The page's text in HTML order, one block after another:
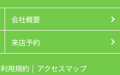
会社概要
来店予約
利用規約 アクセスマップ